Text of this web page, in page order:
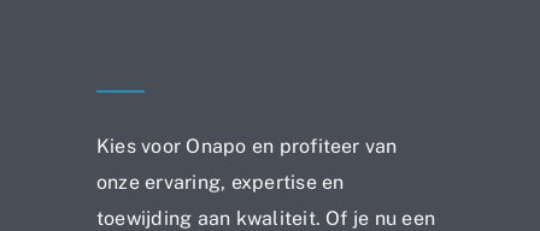
Kies voor Onapo en profiteer van
onze ervaring, expertise en
toewijding aan kwaliteit. Of je nu een